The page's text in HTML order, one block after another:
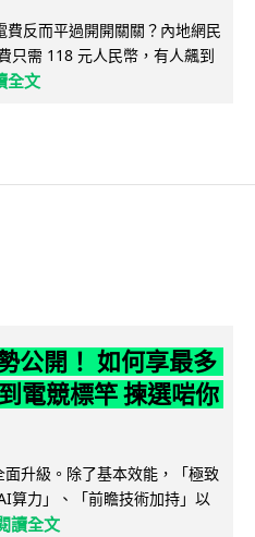
反而平過開開關關？內地網民
只需 118 元人民幣，有人飆到
全文
公開！ 如何享最多
電競標竿 揀選啱你
升級。除了基本效能，「極致
算力」、「前瞻技術加持」以
讀全文